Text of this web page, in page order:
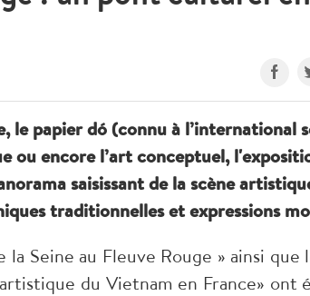
le papier dó (connu à l’international
ou encore l’art conceptuel,
saisissant de la scène
traditionnelles et expressions
Seine au Fleuve Rouge » ainsi que
du Vietnam en France» ont